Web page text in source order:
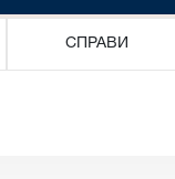
СПРАВИ